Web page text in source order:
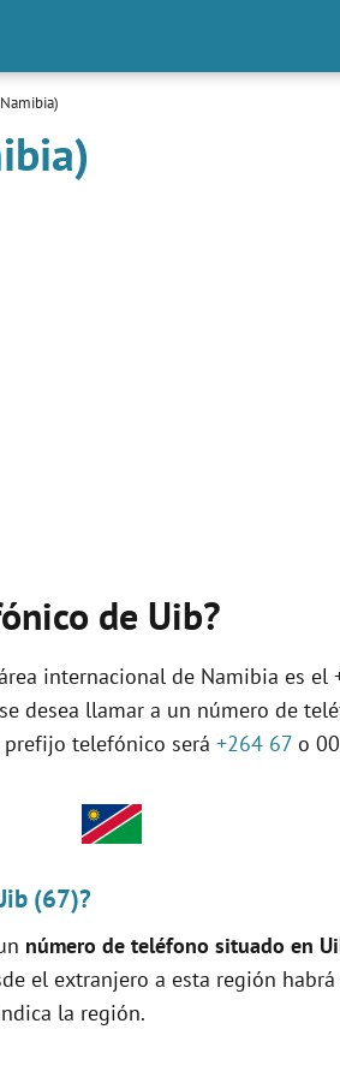
de Uib?
internacional de Namibia es el
desea llamar a un número de
telefónico será +264 67 o
(67)?
número de teléfono situado en
el extranjero a esta región
la región.